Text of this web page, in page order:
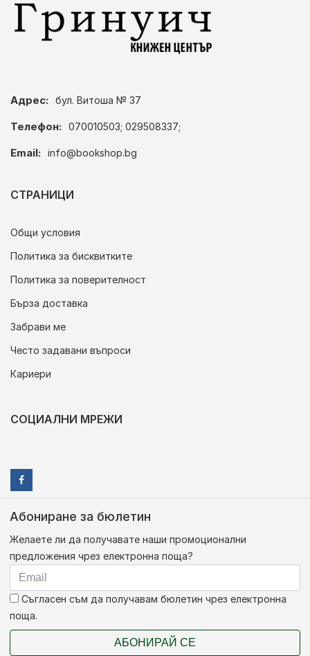
Адрес: бул. Витоша № 37
Телефон: 070010503; 029508337;
Email: info@bookshop.bg
СТРАНИЦИ
Общи условия
Политика за бисквитките
Политика за поверителност
Бърза доставка
Забрави ме
Често задавани въпроси
Кариери
СОЦИАЛНИ МРЕЖИ
Абониране за бюлетин
Желаете ли да получавате наши промоционални
предложения чрез електронна поща?
Съгласен съм да получавам бюлетин чрез електронна
поща.
АБОНИРАЙ СЕ